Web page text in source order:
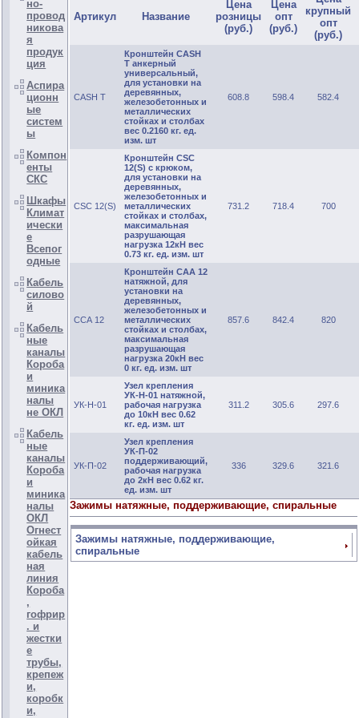
но-
провод
никова
я
продук
ция
Аспира
ционн
ые
систем
ы
Компон
енты
СКС
Шкафы
Климат
ически
е
Всепог
одные
Кабель
силово
й
Кабель
ные
каналы
Короба
и
миника
налы
не ОКЛ
Кабель
ные
каналы
Короба
и
миника
налы
ОКЛ
Огнест
ойкая
кабель
ная
линия
Короба
,
гофрир
. и
жестки
е
трубы,
крепеж
и,
коробк
и,
Артикул Название
Цена
розницы
(руб.)
Цена
опт
(руб.)
крупный
опт
(руб.)
CASH T
Кронштейн CASH
T анкерный
универсальный,
для установки на
деревянных,
железобетонных и
металлических
стойках и столбах
вес 0.2160 кг. ед.
изм. шт
608.8 598.4 582.4
CSC 12(S)
Кронштейн CSC
12(S) с крюком,
для установки на
деревянных,
железобетонных и
металлических
стойках и столбах,
максимальная
разрушающая
нагрузка 12кН вес
0.73 кг. ед. изм. шт
731.2 718.4 700
ССА 12
Кронштейн САА 12
натяжной, для
установки на
деревянных,
железобетонных и
металлических
стойках и столбах,
максимальная
разрушающая
нагрузка 20кН вес
0 кг. ед. изм. шт
857.6 842.4 820
УК-Н-01
Узел крепления
УК-Н-01 натяжной,
рабочая нагрузка
до 10кН вес 0.62
кг. ед. изм. шт
311.2 305.6 297.6
УК-П-02
Узел крепления
УК-П-02
поддерживающий,
рабочая нагрузка
до 2кН вес 0.62 кг.
ед. изм. шт
336 329.6 321.6
Зажимы натяжные, поддерживающие, спиральные
Зажимы натяжные, поддерживающие,
спиральные